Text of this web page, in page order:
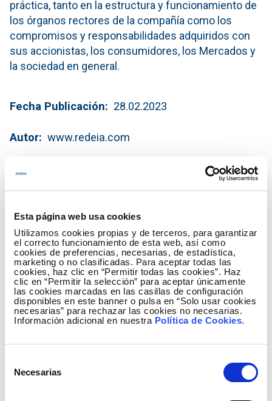
Esta página web usa cookies
Utilizamos cookies propias y de terceros, para garantizar
el correcto funcionamiento de esta web, así como
cookies de preferencias, necesarias, de estadística,
marketing o no clasificadas. Para aceptar todas las
cookies, haz clic en “Permitir todas las cookies”. Haz
clic en “Permitir la selección” para aceptar únicamente
las cookies marcadas en las casillas de configuración
disponibles en este banner o pulsa en “Solo usar cookies
necesarias” para rechazar las cookies no necesarias.
Información adicional en nuestra Política de Cookies.
Necesarias
práctica, tanto en la estructura y funcionamiento de
los órganos rectores de la compañía como los
compromisos y responsabilidades adquiridos con
sus accionistas, los consumidores, los Mercados y
la sociedad en general.
Fecha Publicación 28.02.2023
Autor www.redeia.com
(PDF - 4.22 MB)
Descargar